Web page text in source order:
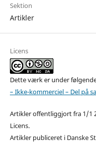
Sektion
Artikler
Licens
Dette værk er under
– Ikke-kommerciel – Del på
Artikler offentliggjort fra 1/1
Licens.
Artikler publiceret i Danske